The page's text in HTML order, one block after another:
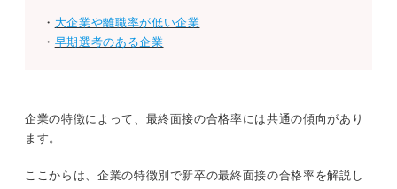
・ 大企業や離職率が低い企業
・ 早期選考のある企業
企業の特徴によって、最終面接の合格率には共通の傾向があり
ます。
ここからは、企業の特徴別で新卒の最終面接の合格率を解説し